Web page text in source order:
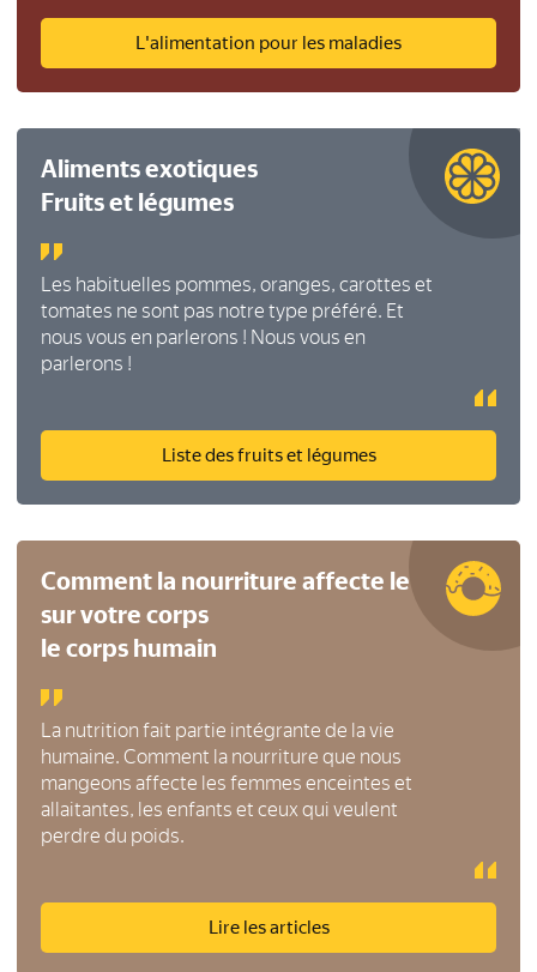
L'alimentation pour les maladies
Aliments exotiques
Fruits et légumes
Les habituelles pommes, oranges, carottes et
tomates ne sont pas notre type préféré. Et
nous vous en parlerons ! Nous vous en
parlerons !
Liste des fruits et légumes
Comment la nourriture affecte le corps
sur votre corps
le corps humain
La nutrition fait partie intégrante de la vie
humaine. Comment la nourriture que nous
mangeons affecte les femmes enceintes et
allaitantes, les enfants et ceux qui veulent
perdre du poids.
Lire les articles